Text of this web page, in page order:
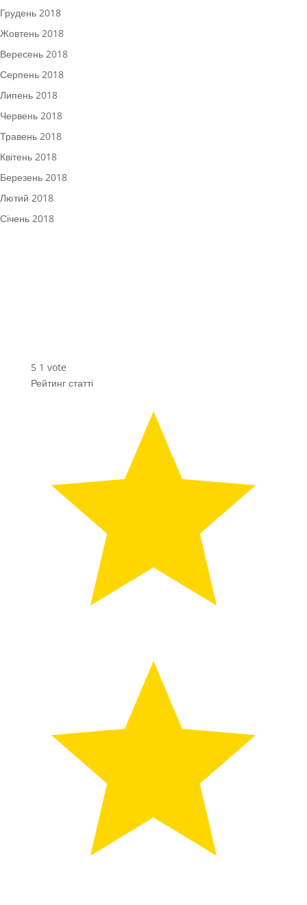
Грудень 2018
Жовтень 2018
Вересень 2018
Серпень 2018
Липень 2018
Червень 2018
Травень 2018
Квітень 2018
Березень 2018
Лютий 2018
Січень 2018
5 1 vote
Рейтинг статті